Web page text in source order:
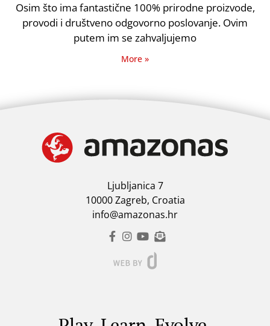
Osim što ima fantastične 100% prirodne proizvode,
provodi i društveno odgovorno poslovanje. Ovim
putem im se zahvaljujemo
More »
Ljubljanica 7
10000 Zagreb, Croatia
info@amazonas.hr